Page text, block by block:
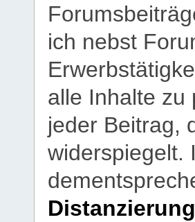
ich nebst
alle Inhalte zu
jeder Beitrag,
widerspiegelt.